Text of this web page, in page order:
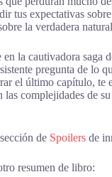
tus expectativas
la verdadera
en la cautivadora saga
pregunta de lo
el último capítulo, te
las complejidades de
de Spoilers de
resumen de libro: